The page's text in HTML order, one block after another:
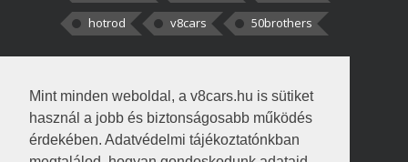
Mint minden weboldal, a v8cars.hu is sütiket
használ a jobb és biztonságosabb működés
érdekében. Adatvédelmi tájékoztatónkban
hotrod
v8cars 50brothers
kortisz:Elszúrtam! Én csak két
darabbaal számoltam. Nem tudtam, hogy fél autót,